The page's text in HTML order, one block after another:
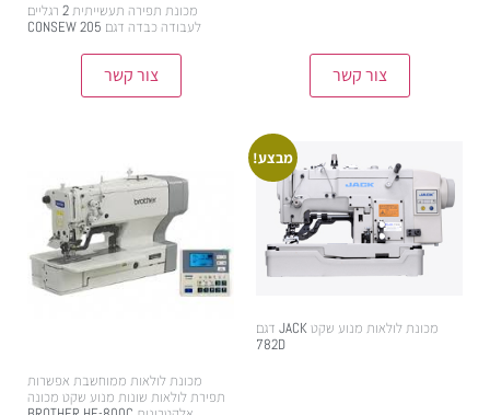
צור קשר
מכונת תפירה תעשייתית 2 רגליים
לעבודה כבדה דגם 205 CONSEW
צור קשר
מבצע!
מכונת לולאות מנוע שקט JACK דגם
782D
מכונת לולאות ממוחשבת אפשרות
תפירת לולאות שונות מנוע שקט מכונה